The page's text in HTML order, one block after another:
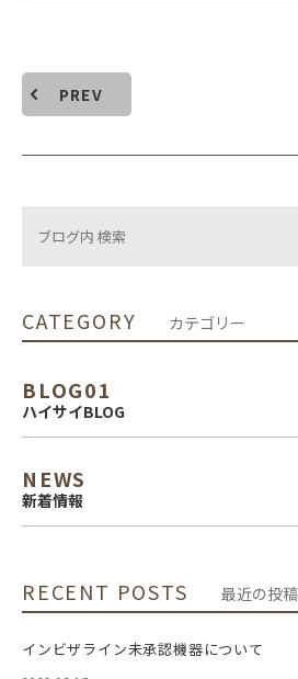
PREV
CATEGORY カテゴリー
BLOG01
ハイサイBLOG
NEWS
新着情報
RECENT POSTS 最近の投稿
インビザライン未承認機器について